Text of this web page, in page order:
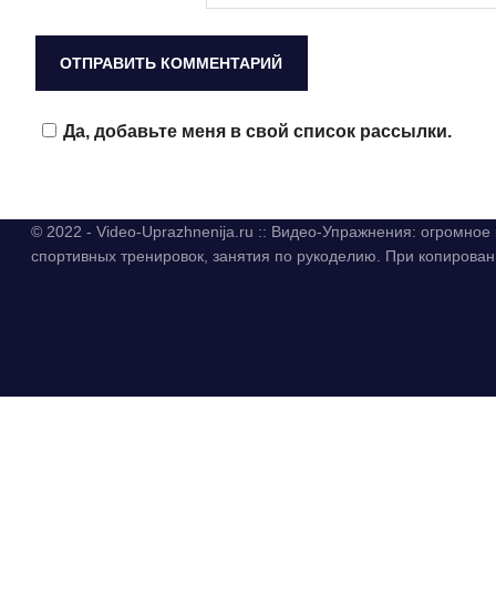
Да, добавьте меня в свой список рассылки.
© 2022 - Video-Uprazhnenija.ru :: Видео-Упражнения:
спортивных тренировок, занятия по рукоделию. При